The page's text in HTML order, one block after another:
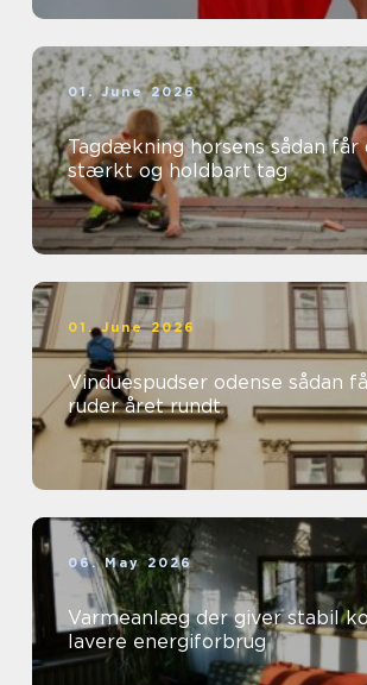
01. June 2026
Tagdækning horsens sådan får du et
stærkt og holdbart tag
01. June 2026
Vinduespudser odense sådan får du rene
ruder året rundt
06. May 2026
Varmeanlæg der giver stabil
lavere energiforbrug